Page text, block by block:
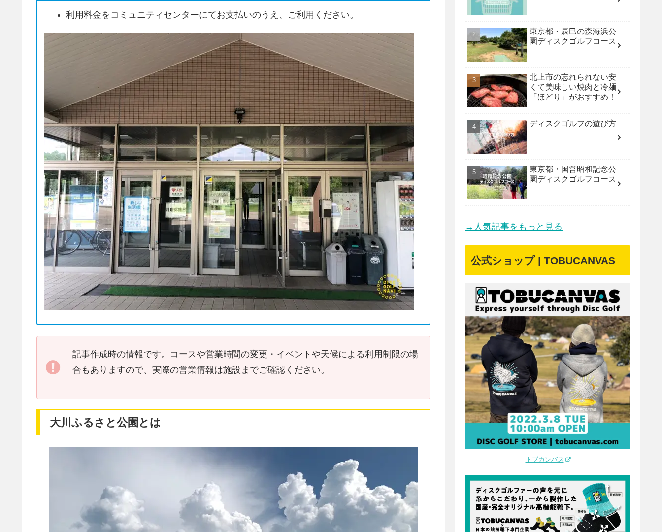
利用料金をコミュニティセンターにてお支払いのうえ、ご利用ください。
記事作成時の情報です。コースや営業時間の変更・イベントや天候による利用制限の場
合もありますので、実際の営業情報は施設までご確認ください。
大川ふるさと公園 と は
東京都・辰巳の森海浜公
園ディスクゴルフコース
北上市の忘れられない安
くて美味しい焼肉と冷麺
「ほどり」がおすすめ！
ディスクゴルフの遊び方
東京都・国営昭和記念公
園ディスクゴルフコース
→人気記事をもっと見る
公式ショップ | TOBUCANVAS
トブカンバス